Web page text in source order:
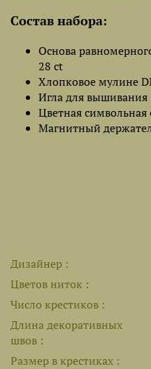
Состав набора:
Основа
28 ct
Хлопковое мулине
Игла для вышивания
Цветная символьная
Магнитный
Дизайнер
Цветов ниток
Число крестиков
Длина декоративных
швов
Размер в крестиках